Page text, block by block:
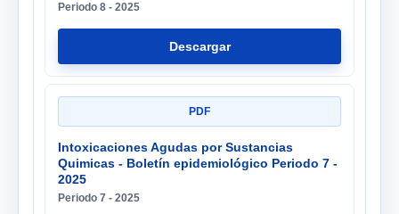
Periodo 8 - 2025
Descargar
PDF
Intoxicaciones Agudas por Sustancias
Quimicas - Boletín epidemiológico Periodo 7 -
2025
Periodo 7 - 2025